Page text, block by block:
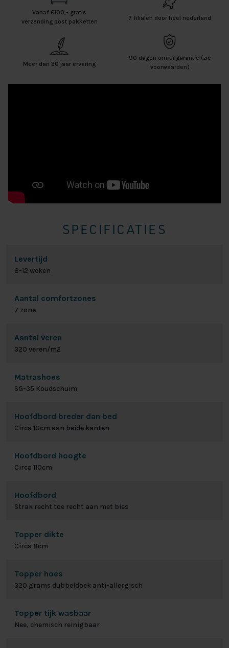
Vanaf €100,- gratis
verzending post pakketten
7 filialen door heel nederland
Meer dan 30 jaar ervaring
90 dagen omruilgarantie (zie
voorwaarden)
SPECIFICATIES
Levertijd
8-12 weken
Aantal comfortzones
7 zone
Aantal veren
320 veren/m2
Matrashoes
SG-35 Koudschuim
Hoofdbord breder dan bed
Circa 10cm aan beide kanten
Hoofdbord hoogte
Circa 110cm
Hoofdbord
Strak recht toe recht aan met bies
Topper dikte
Circa 8cm
Topper hoes
320 grams dubbeldoek anti-allergisch
Topper tijk wasbaar
Nee, chemisch reinigbaar